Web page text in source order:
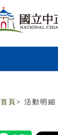
首頁 > 活動明細